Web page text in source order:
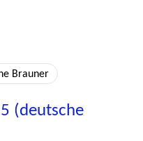
Brauner
(deutsche